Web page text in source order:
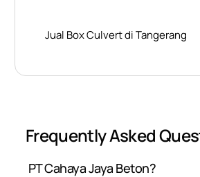
Jual Box Culvert di Tangerang
Frequently Asked
PT Cahaya Jaya Beton?